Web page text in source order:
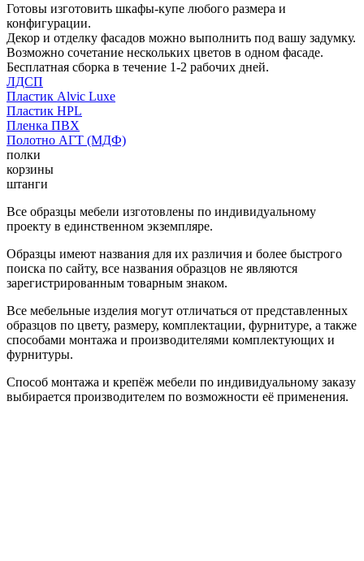
Готовы изготовить шкафы-купе любого размера и
конфигурации.
Декор и отделку фасадов можно выполнить под вашу задумку.
Возможно сочетание нескольких цветов в одном фасаде.
Бесплатная сборка в течение 1-2 рабочих дней.
ЛДСП
Пластик Alvic Luxe
Пластик HPL
Пленка ПВХ
Полотно АГТ (МДФ)
полки
корзины
штанги
Все образцы мебели изготовлены по индивидуальному
проекту в единственном экземпляре.
Образцы имеют названия для их различия и более быстрого
поиска по сайту, все названия образцов не являются
зарегистрированным товарным знаком.
Все мебельные изделия могут отличаться от представленных
образцов по цвету, размеру, комплектации, фурнитуре, а также
способами монтажа и производителями комплектующих и
фурнитуры.
Способ монтажа и крепёж мебели по индивидуальному заказу
выбирается производителем по возможности её применения.